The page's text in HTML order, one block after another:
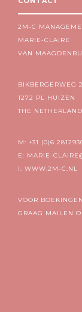
2M-C
MARIE-CLAIRE
VAN
BIKBERGERWEG
1272 PL HUIZEN
THE
M: +31 (0)6
E: MARIE-
I: WWW.2M-C.NL
VOOR
GRAAG MAILEN